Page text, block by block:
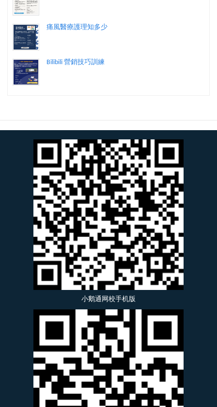
痛風醫療護理知多少
Bilibili 營銷技巧訓練
小鹅通网校手机版